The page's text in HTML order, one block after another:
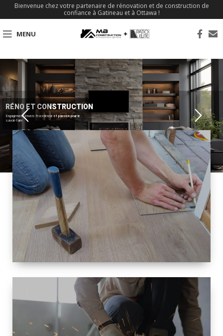
Bienvenue chez votre partenaire de rénovation et de construction de
confiance à Gatineau et à Ottawa !
MENU
Engagement envers l'excellence et passion pour le
savoir-faire
RÉNO ET CONSTRUCTION
TAILLE
PETITE À
GRANDE
RÉNOVATION